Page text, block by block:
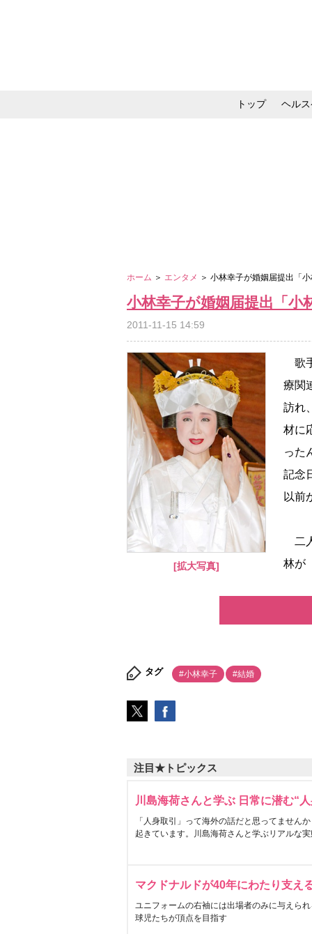
トップ ヘル
ホーム ＞ エンタメ ＞ 小林幸子が婚姻届提出「
小林幸子が婚姻届提出「
2011-11-15 14:59
[拡大写真]
歌
療関
訪れ
材に
った
記念
以前
二
林が
タグ #小林幸子 #結婚
注目★トピックス
川島海荷さんと学ぶ 日常に潜む“
「人身取引」って海外の話だと思ってません
起きています。川島海荷さんと学ぶリアルな
マクドナルドが40年にわたり支え
ユニフォームの右袖には出場者のみに与えら
球児たちが頂点を目指す